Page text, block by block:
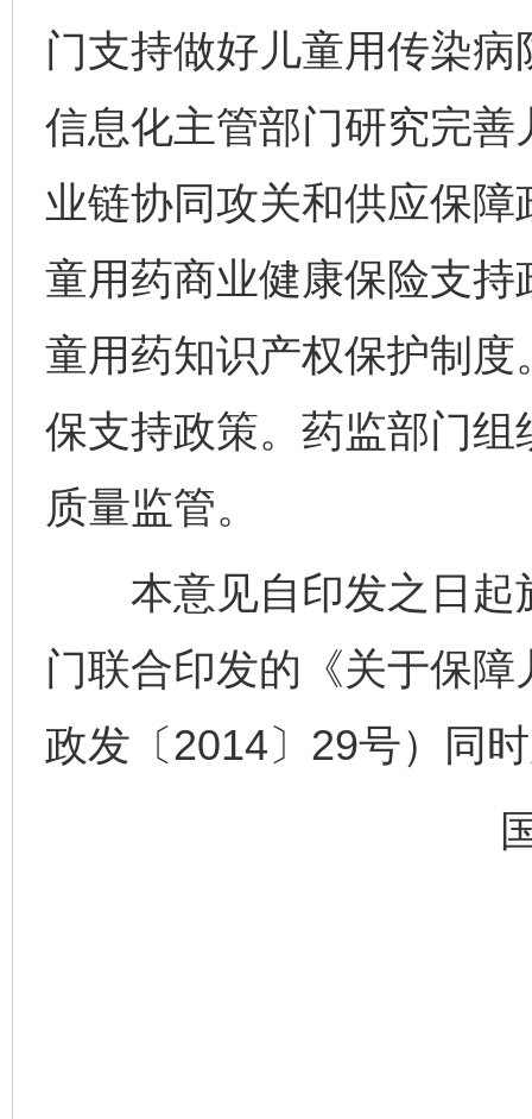
门支持做好儿童用传染
信息化主管部门研究完
业链协同攻关和供应保
童用药商业健康保险支
童用药知识产权保护制
保支持政策。药监部门
质量监管。
本意见自印发之日起
门联合印发的《关于保
政发〔2014〕29号）同